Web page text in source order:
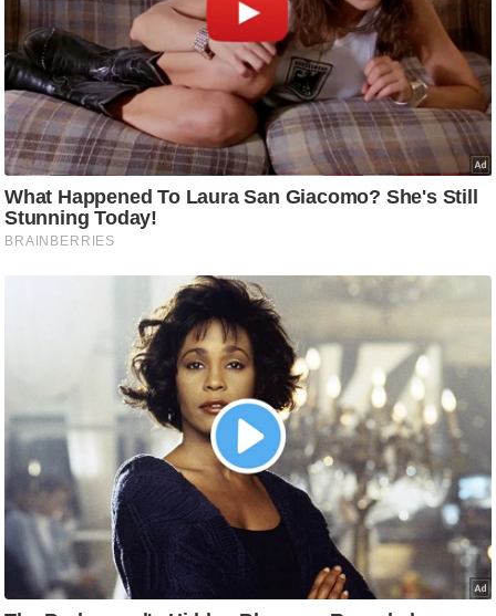
a
k
i
n
g
N
e
w
s
ल
टे
क्नॉ
लॉ
जी
ब्यू
टी